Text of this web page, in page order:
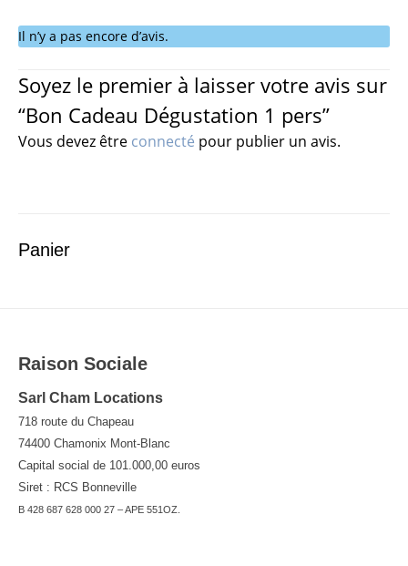
Il n’y a pas encore d’avis.
Soyez le premier à laisser votre avis sur
“Bon Cadeau Dégustation 1 pers”
Vous devez être connecté pour publier un avis.
Panier
Raison Sociale
Sarl Cham Locations
718 route du Chapeau
74400 Chamonix Mont-Blanc
Capital social de 101.000,00 euros
Siret : RCS Bonneville
B 428 687 628 000 27 – APE 551OZ.